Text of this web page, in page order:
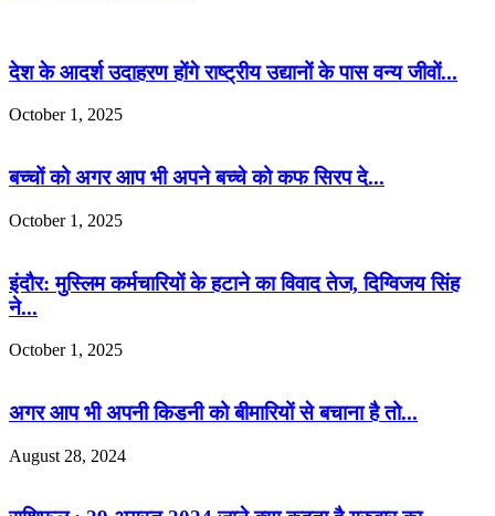
देश के आदर्श उदाहरण होंगे राष्ट्रीय उद्यानों के पास वन्य जीवों...
October 1, 2025
बच्चों को अगर आप भी अपने बच्चे को कफ सिरप दे...
October 1, 2025
इंदौर: मुस्लिम कर्मचारियों के हटाने का विवाद तेज, दिग्विजय सिंह
ने...
October 1, 2025
अगर आप भी अपनी किडनी को बीमारियों से बचाना है तो...
August 28, 2024